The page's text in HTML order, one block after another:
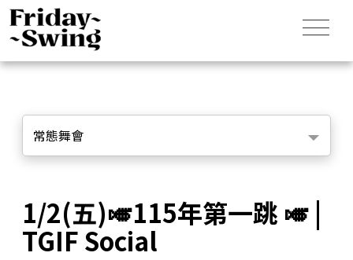
常態舞會
1/2(五)🎺115年第一跳 🎺 |
TGIF Social